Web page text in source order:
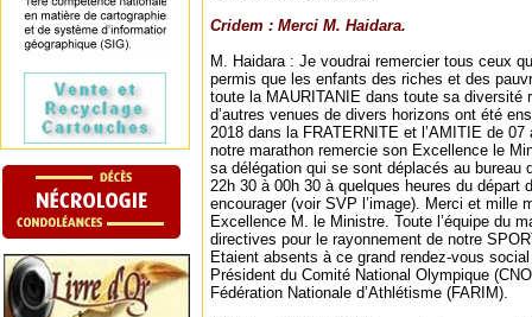
Cridem : Merci M. Haidara.
M. Haidara : Je voudrai remercier tous ceux
permis que les enfants des riches et des
toute la MAURITANIE dans toute sa diversité
d’autres venues de divers horizons ont été
2018 dans la FRATERNITE et l’AMITIE de
notre marathon remercie son Excellence le
sa délégation qui se sont déplacés au bureau
22h 30 à 00h 30 à quelques heures du départ
encourager (voir SVP l’image). Merci et mille
Excellence M. le Ministre. Toute l’équipe du
directives pour le rayonnement de notre
Etaient absents à ce grand rendez-vous
Président du Comité National Olympique
Fédération Nationale d’Athlétisme (FARIM).